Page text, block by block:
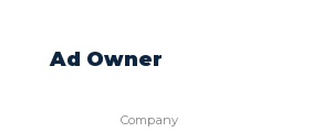
Ad Owner
Company